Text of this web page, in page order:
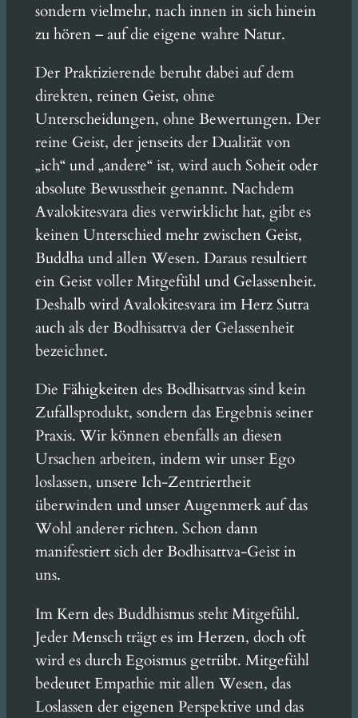
sondern vielmehr, nach innen in sich hinein
zu hören – auf die eigene wahre Natur.
Der Praktizierende beruht dabei auf dem
direkten, reinen Geist, ohne
Unterscheidungen, ohne Bewertungen. Der
reine Geist, der jenseits der Dualität von
„ich“ und „andere“ ist, wird auch Soheit oder
absolute Bewusstheit genannt. Nachdem
Avalokitesvara dies verwirklicht hat, gibt es
keinen Unterschied mehr zwischen Geist,
Buddha und allen Wesen. Daraus resultiert
ein Geist voller Mitgefühl und Gelassenheit.
Deshalb wird Avalokitesvara im Herz Sutra
auch als der Bodhisattva der Gelassenheit
bezeichnet.
Die Fähigkeiten des Bodhisattvas sind kein
Zufallsprodukt, sondern das Ergebnis seiner
Praxis. Wir können ebenfalls an diesen
Ursachen arbeiten, indem wir unser Ego
loslassen, unsere Ich-Zentriertheit
überwinden und unser Augenmerk auf das
Wohl anderer richten. Schon dann
manifestiert sich der Bodhisattva-Geist in
uns.
Im Kern des Buddhismus steht Mitgefühl.
Jeder Mensch trägt es im Herzen, doch oft
wird es durch Egoismus getrübt. Mitgefühl
bedeutet Empathie mit allen Wesen, das
Loslassen der eigenen Perspektive und das